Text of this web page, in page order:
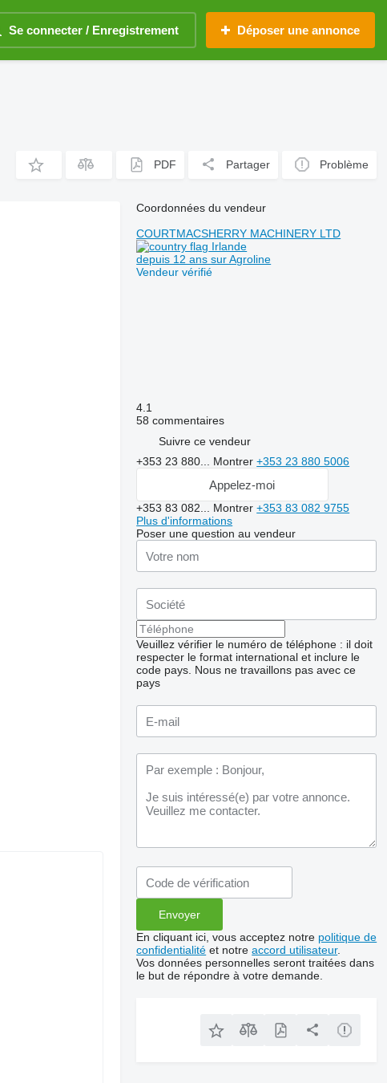
Se connecter / Enregistrement Déposer une annonce
PDF Partager Problème
Coordonnées du vendeur
COURTMACSHERRY MACHINERY LTD
Irlande
depuis 12 ans sur Agroline
Vendeur vérifié
4.1
58 commentaires
Suivre ce vendeur
+353 23 880... Montrer+353 23 880 5006
Appelez-moi
+353 83 082... Montrer+353 83 082 9755
Plus d'informations
Poser une question au vendeur
Veuillez vérifier le numéro de téléphone : il doit
respecter le format international et inclure le
code pays. Nous ne travaillons pas avec ce
pays
En cliquant ici, vous acceptez notre politique de
confidentialité et notreaccord utilisateur.
Vos données personnelles seront traitées dans
le but de répondre à votre demande.